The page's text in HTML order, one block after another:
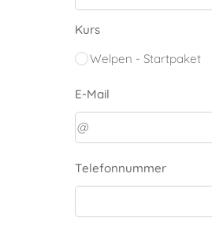
Kurs
Welpen - Startpaket
E-Mail
Telefonnummer